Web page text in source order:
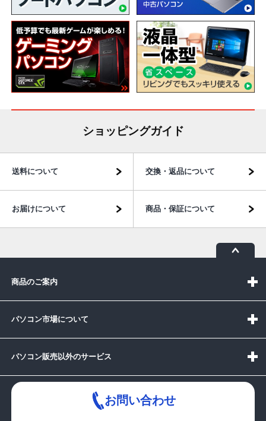
ショッピングガイド
送料について 交換・返品について
お届けについて 商品・保証について
商品のご案内
パソコン市場について
パソコン販売以外のサービス
お問い合わせ